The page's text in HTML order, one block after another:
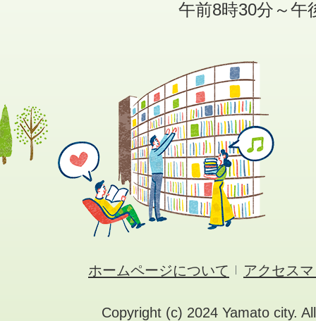
午前8時30分～午
ホームページについて アクセス
Copyright (c) 2024 Yamato city.